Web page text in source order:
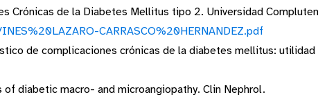
Crónicas de la Diabetes Mellitus tipo 2. Universidad
CARRASCO%20HERNANDEZ.pdf
de complicaciones crónicas de la diabetes mellitus:
diabetic macro- and microangiopathy. Clin Nephrol.